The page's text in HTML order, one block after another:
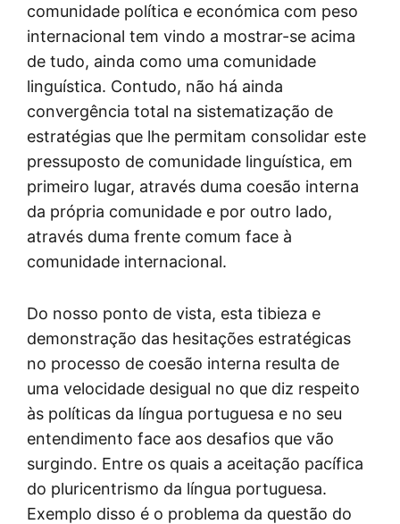
comunidade política e económica com peso
internacional tem vindo a mostrar-se acima
de tudo, ainda como uma comunidade
linguística. Contudo, não há ainda
convergência total na sistematização de
estratégias que lhe permitam consolidar este
pressuposto de comunidade linguística, em
primeiro lugar, através duma coesão interna
da própria comunidade e por outro lado,
através duma frente comum face à
comunidade internacional.
Do nosso ponto de vista, esta tibieza e
demonstração das hesitações estratégicas
no processo de coesão interna resulta de
uma velocidade desigual no que diz respeito
às políticas da língua portuguesa e no seu
entendimento face aos desafios que vão
surgindo. Entre os quais a aceitação pacífica
do pluricentrismo da língua portuguesa.
Exemplo disso é o problema da questão do